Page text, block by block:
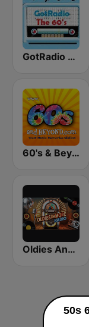
GotRadio - 60s
60's & Beyond
Oldies And More Radio
50s